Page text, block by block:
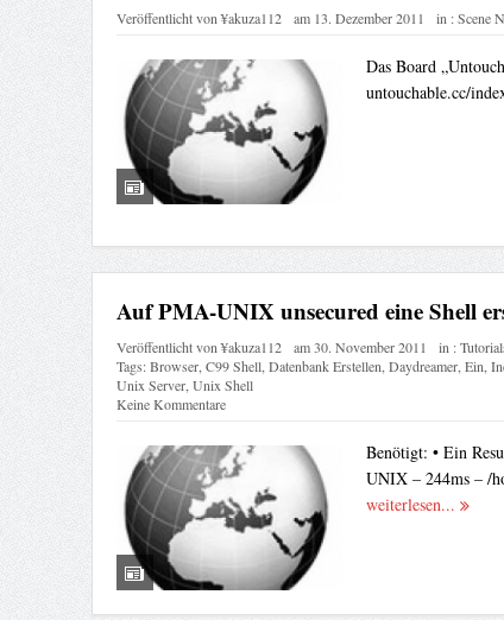
Veröffentlicht von¥akuza112 am 13. Dezember 2011 in :Scene
Das Board
untouchable.cc/
Auf PMA-UNIX unsecured eine Shell
Veröffentlicht von¥akuza112 am30. November 2011 in :
Tags:Browser,C99 Shell,Datenbank Erstellen,Daydreamer,Ein,
Unix Server,Unix Shell
Keine Kommentare
Benötigt: • Ein
UNIX – 244ms – /
weiterlesen...